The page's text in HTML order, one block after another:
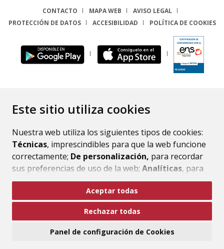
Este sitio utiliza cookies
Nuestra web utiliza los siguientes tipos de cookies:
Técnicas, imprescindibles para que la web funcione
correctamente; De personalización, para recordar
sus preferencias de uso de la web; Analíticas, para
mejorar el funcionamiento de la web y sus servicios.
Si acepta pulsando el botón“Aceptar todas”
consideramos que acepta su uso. Si pulsa el botón
ninguna acción, se guardarán las cookies técnicas
Aceptar todas
Rechazar todas
Panel de configuración de Cookies
CONTACTO
MAPA WEB
AVISO LEGAL
PROTECCIÓN DE DATOS
ACCESIBILIDAD POLÍTICA DE COOKIES